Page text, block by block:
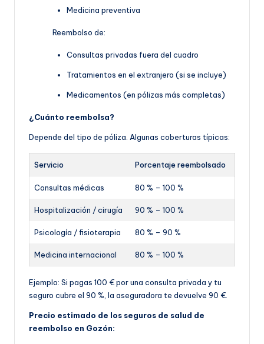
Medicina preventiva
Reembolso de:
Consultas privadas fuera del cuadro
Tratamientos en el extranjero (si se incluye)
Medicamentos (en pólizas más completas)
¿Cuánto reembolsa?
Depende del tipo de póliza. Algunas coberturas típicas:
Servicio Porcentaje reembolsado
Consultas médicas 80 % – 100 %
Hospitalización / cirugía 90 % – 100 %
Psicología / fisioterapia 80 % – 90 %
Medicina internacional 80 % – 100 %
Ejemplo: Si pagas 100 € por una consulta privada y tu
seguro cubre el 90 %, la aseguradora te devuelve 90 €.
Precio estimado de los seguros de salud de
reembolso en Gozón: